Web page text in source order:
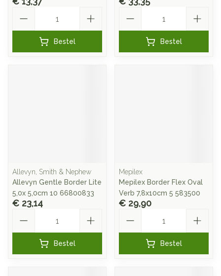
Bestel Bestel
Allevyn, Smith & Nephew
Allevyn Gentle Border Lite
5,0x 5,0cm 10 66800833
€ 23,14
Bestel
Mepilex
Mepilex Border Flex Oval
Verb 7,8x10cm 5 583500
€ 29,90
Bestel